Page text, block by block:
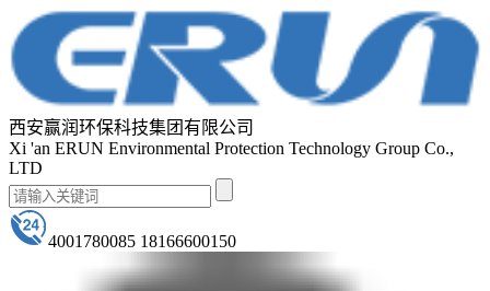
西安赢润环保科技集团有限公司
Xi 'an ERUN Environmental Protection Technology Group Co.,
LTD
4001780085 18166600150